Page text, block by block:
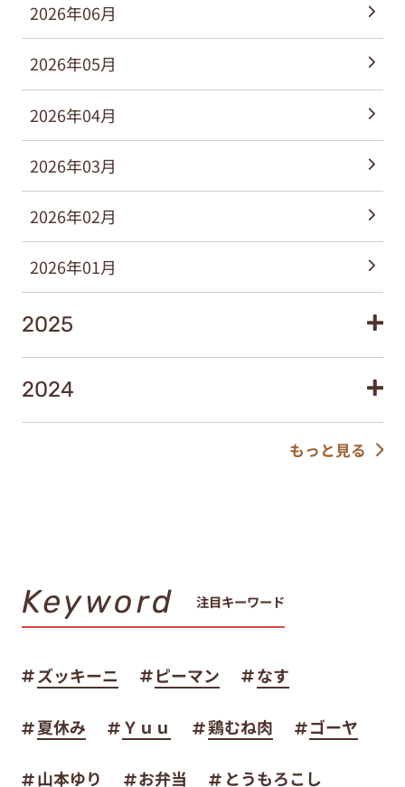
2026年06月
2026年05月
2026年04月
2026年03月
2026年02月
2026年01月
2025
2024
もっと見る
Keyword 注目キーワード
ズッキーニ ピーマン なす
夏休み Ｙｕｕ 鶏むね肉 ゴーヤ
山本ゆり お弁当 とうもろこし